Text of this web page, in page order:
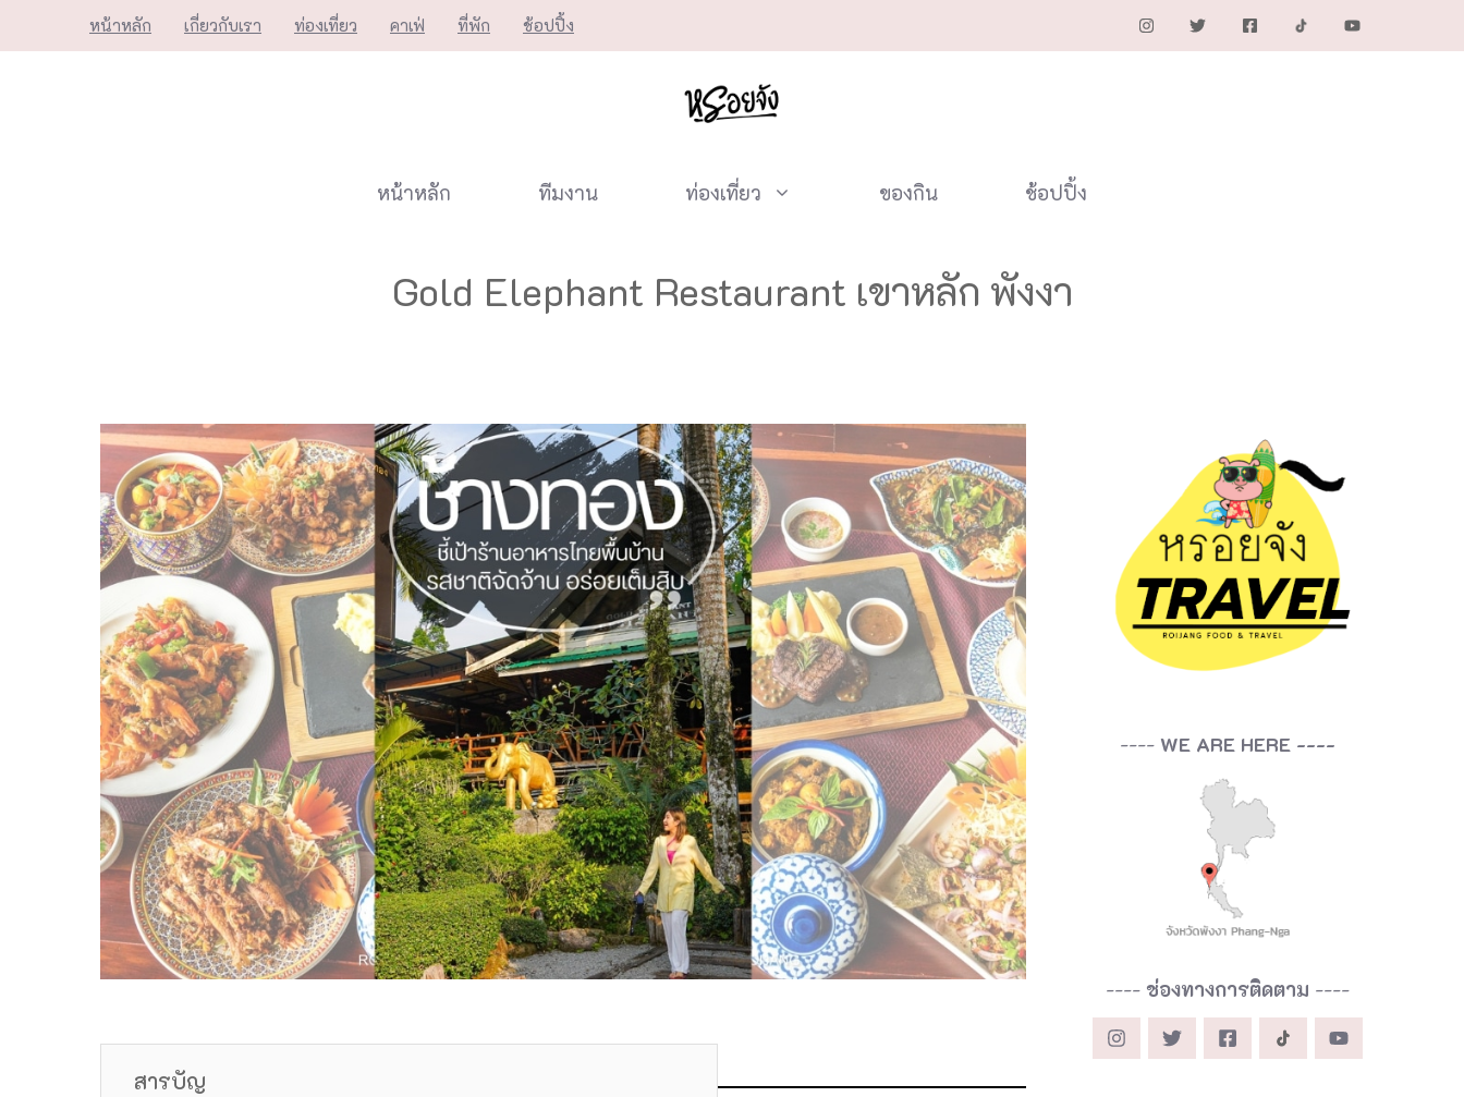
to
หน้าหลัก เกี่ยวกับเรา ท่องเที่ยว คาเฟ่ ที่พัก ช้อปปิ้ง
หน้าหลัก ทีมงาน ท่องเที่ยว ของกิน ช้อปปิ้ง
Gold Elephant Restaurant เขาหลัก พังงา
สารบัญ
---- WE ARE HERE ----
---- ช่องทางการติดตาม ----